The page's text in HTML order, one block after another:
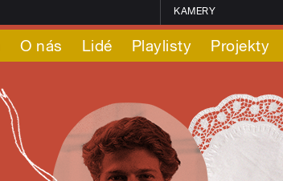
KAMERY
O nás Lidé Playlisty Projekty